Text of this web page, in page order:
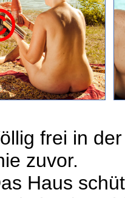
frei in
zuvor.
Haus